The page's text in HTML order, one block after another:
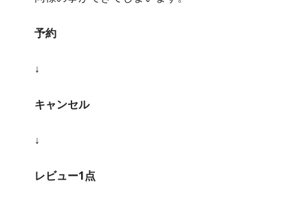
予約
↓
キャンセル
↓
レビュー1点